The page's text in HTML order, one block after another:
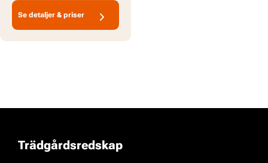
Se detaljer & priser
Trädgårdsredskap